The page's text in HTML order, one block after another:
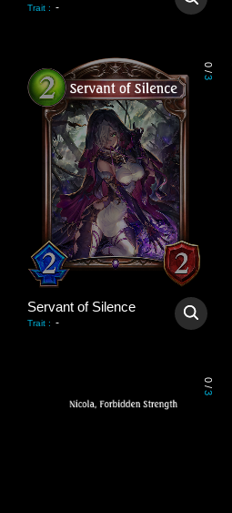
Trait : -
0
/
3
Servant of Silence
Trait : -
0
/
3